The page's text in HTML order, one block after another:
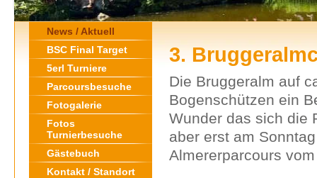
News / Aktuell
BSC Final Target
5erl Turniere
Parcoursbesuche
Fotogalerie
Fotos
Turnierbesuche
Gästebuch
Kontakt / Standort
3.
Die Bruggeralm auf
Bogenschützen ein
Wunder das sich die
aber erst am
Almererparcours